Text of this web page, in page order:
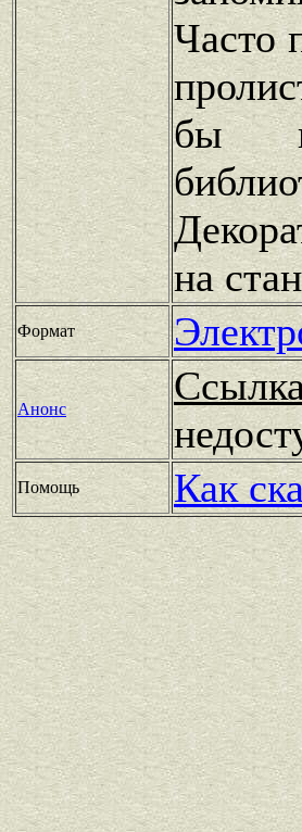
Часто
бы
на
Формат
Анонс
Помощь Как